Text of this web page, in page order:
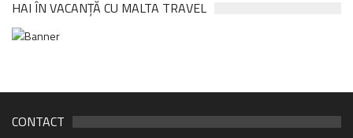
HAI ÎN VACANȚĂ CU MALTA TRAVEL
CONTACT